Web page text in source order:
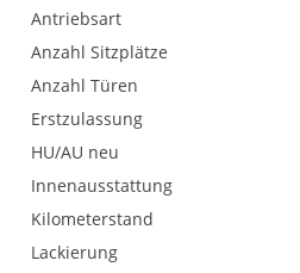
Antriebsart
Anzahl Sitzplätze
Anzahl Türen
Erstzulassung
HU/AU neu
Innenausstattung
Kilometerstand
Lackierung